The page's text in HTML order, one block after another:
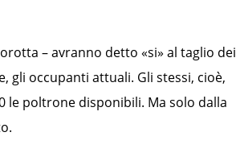
– avranno detto «si» al taglio dei
gli occupanti attuali. Gli stessi, cioè,
le poltrone disponibili. Ma solo dalla